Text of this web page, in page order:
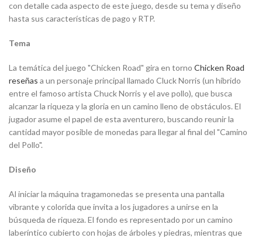
con detalle cada aspecto de este juego, desde su tema y diseño
hasta sus características de pago y RTP.
Tema
La temática del juego "Chicken Road" gira en torno Chicken Road
reseñas a un personaje principal llamado Cluck Norris (un híbrido
entre el famoso artista Chuck Norris y el ave pollo), que busca
alcanzar la riqueza y la gloria en un camino lleno de obstáculos. El
jugador asume el papel de esta aventurero, buscando reunir la
cantidad mayor posible de monedas para llegar al final del "Camino
del Pollo".
Diseño
Al iniciar la máquina tragamonedas se presenta una pantalla
vibrante y colorida que invita a los jugadores a unirse en la
búsqueda de riqueza. El fondo es representado por un camino
laberíntico cubierto con hojas de árboles y piedras, mientras que